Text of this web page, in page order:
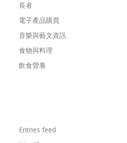
長者
電子產品購買
音樂與藝文資訊
食物與料理
飲食營養
Entries feed